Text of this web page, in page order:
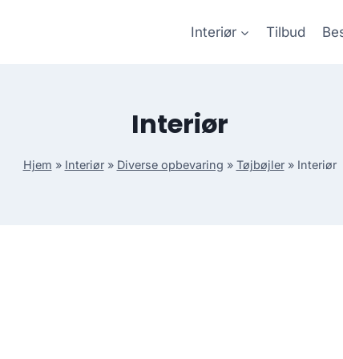
Interiør Tilbud
Interiør
Hjem » Interiør» Diverse opbevaring » Tøjbøjler» Interiør